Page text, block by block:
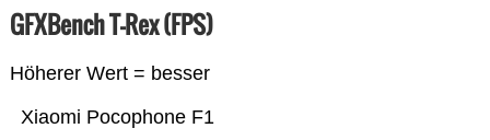
GFXBench T-Rex (FPS)
Höherer Wert = besser
Xiaomi Pocophone F1